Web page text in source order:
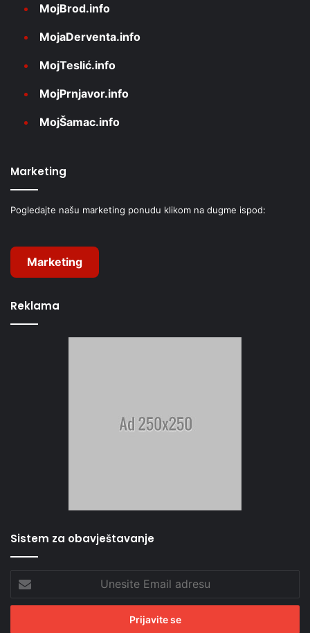
MojBrod.info
MojaDerventa.info
MojTeslić.info
MojPrnjavor.info
MojŠamac.info
Marketing
Pogledajte našu marketing ponudu klikom na dugme ispod:
Marketing
Reklama
Sistem za obavještavanje
Email
adresu